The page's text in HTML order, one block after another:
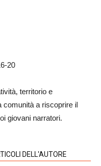
territorio e
comunità a riscoprire il
giovani narratori.
DELL'AUTORE